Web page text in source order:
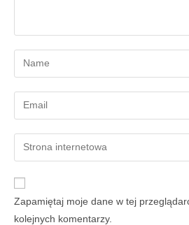
Zapamiętaj moje dane w tej
kolejnych komentarzy.